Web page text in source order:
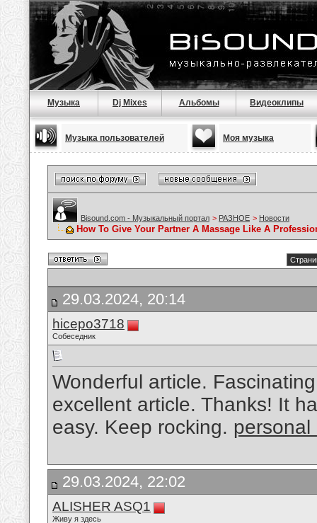
Музыка Dj Mixes Альбомы Видеоклипы
Музыка пользователей Моя музыка
Bisound.com - Музыкальный портал > РАЗНОЕ > Новости
How To Give Your Partner A Massage Like A
29.03.2024, 20:14
hicepo3718
Собеседник
Wonderful article.
excellent article. Thanks! It
easy. Keep rocking. personal
29.03.2024, 22:02
ALISHER ASQ1
Живу я здесь